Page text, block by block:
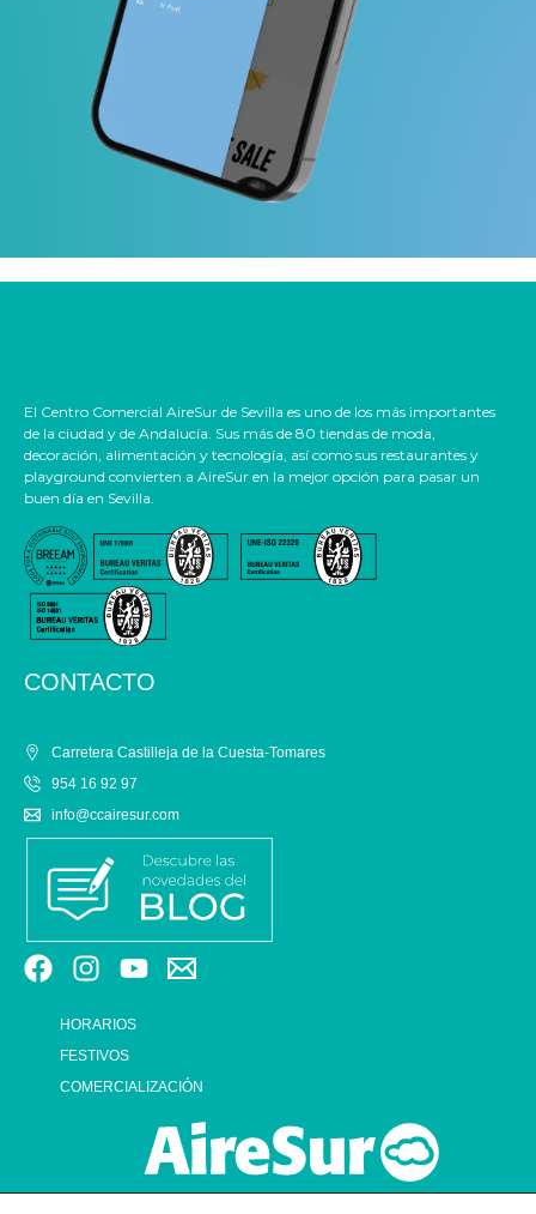
El Centro Comercial AireSur de Sevilla es uno de los más importantes
de la ciudad y de Andalucía. Sus más de 80 tiendas de moda,
decoración, alimentación y tecnología, así como sus restaurantes y
playground convierten a AireSur en la mejor opción para pasar un
buen día en Sevilla.
CONTACTO
Carretera Castilleja de la Cuesta-Tomares
954 16 92 97
info@ccairesur.com
HORARIOS
FESTIVOS
COMERCIALIZACIÓN